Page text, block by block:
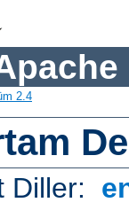
2.4
Diller: